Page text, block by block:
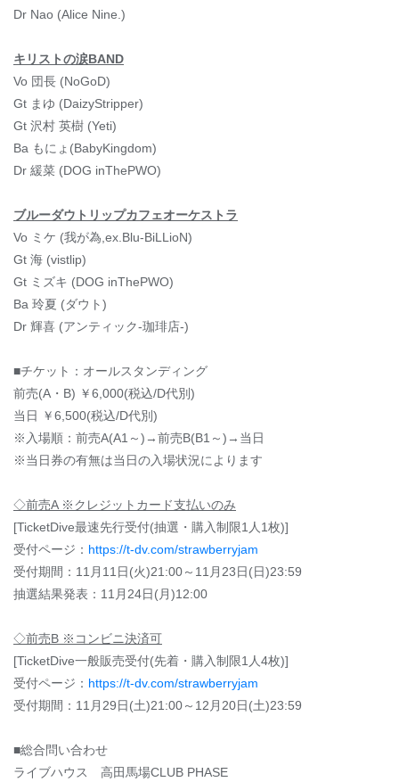
Dr Nao (Alice Nine.)
キリストの涙BAND
Vo 団長 (NoGoD)
Gt まゆ (DaizyStripper)
Gt 沢村 英樹 (Yeti)
Ba もにょ(BabyKingdom)
Dr 緩菜 (DOG inThePWO)
ブルーダウトリップカフェオーケストラ
Vo ミケ (我が為,ex.Blu-BiLLioN)
Gt 海 (vistlip)
Gt ミズキ (DOG inThePWO)
Ba 玲夏 (ダウト)
Dr 輝喜 (アンティック-珈琲店-)
■チケット：オールスタンディング
前売(A・B) ￥6,000(税込/D代別)
当日 ￥6,500(税込/D代別)
※入場順：前売A(A1～)→前売B(B1～)→当日
※当日券の有無は当日の入場状況によります
◇前売A ※クレジットカード支払いのみ
[TicketDive最速先行受付(抽選・購入制限1人1枚)]
受付ページ： https://t-dv.com/strawberryjam
受付期間：11月11日(火)21:00～11月23日(日)23:59
抽選結果発表：11月24日(月)12:00
◇前売B ※コンビニ決済可
[TicketDive一般販売受付(先着・購入制限1人4枚)]
受付ページ： https://t-dv.com/strawberryjam
受付期間：11月29日(土)21:00～12月20日(土)23:59
■総合問い合わせ
ライブハウス 高田馬場CLUB PHASE